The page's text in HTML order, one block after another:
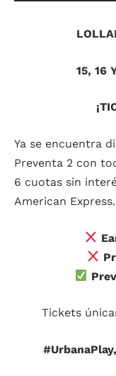
15, 16
Ya se encuentra
Preventa 2 con
6 cuotas sin
American Express.
Tickets